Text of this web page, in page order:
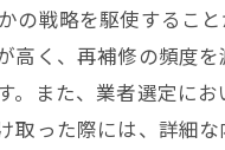
戦略を駆使するこ
く、再補修の頻度
また、業者選定に
った際には、詳細